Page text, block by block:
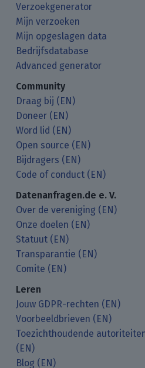
Verzoekgenerator
Mijn verzoeken
Mijn opgeslagen data
Bedrijfsdatabase
Advanced generator
Community
Draag bij (EN)
Doneer (EN)
Word lid (EN)
Open source (EN)
Bijdragers (EN)
Code of conduct (EN)
Datenanfragen.de e. V.
Over de vereniging (EN)
Onze doelen (EN)
Statuut (EN)
Transparantie (EN)
Comite (EN)
Leren
Jouw GDPR-rechten (EN)
Voorbeeldbrieven (EN)
Toezichthoudende
(EN)
Blog (EN)